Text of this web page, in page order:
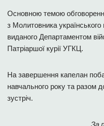
Основною темою
з Молитовника українського
виданого Департаментом
Патріаршої курії УГКЦ.
На завершення капелан
навчального року та разом
зустріч.
За